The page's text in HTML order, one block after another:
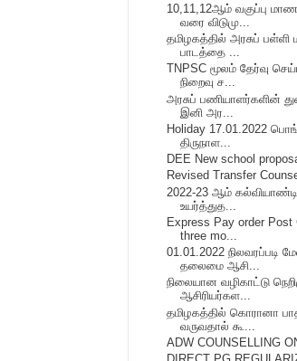
10,11,12ஆம் வகுப்பு
வரை விடுமு...
தமிழகத்தில் அரசுப்
பாடத்தை ...
TNPSC மூலம் தேர்வு
நிறைவு ச...
அரசுப் பணியாளர்களின்
இனி அர...
Holiday 17.01.2022
திருநாள...
DEE New school
Revised Transfer
2022-23 ஆம்
உயர்த்துத...
Express Pay order Post
three mo...
01.01.2022 நிலவரப்படி
தலைமை ஆசி...
நிலையான வழிகாட்டு
ஆசிரியர்கள...
தமிழகத்தில் கொரானா
வருவதால் கூ...
ADW COUNSELLING